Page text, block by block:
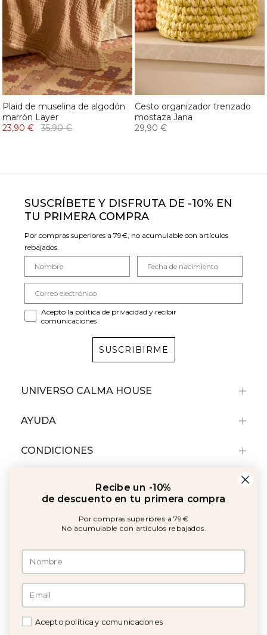
Plaid de muselina de algodón
marrón Layer
23,90 €
35,90 €
Cesto organizador trenzado
mostaza Jana
29,90 €
SUSCRÍBETE Y DISFRUTA DE -10% EN
TU PRIMERA COMPRA
Por compras superiores a 79€, no acumulable con artículos
rebajados.
Acepto la política de privacidad y recibir
comunicaciones
SUSCRIBIRME
UNIVERSO CALMA HOUSE
AYUDA
CONDICIONES
©2026 Copyright Calma House Todos los derechos reservados
Recibe un -10%
de descuento en tu primera compra
Por compras superiores a 79€
No acumulable con artículos rebajados.
Acepto política y comunicaciones